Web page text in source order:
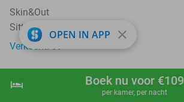
shopping_cart Boek nu
hotel Boek nu voor €109
per kamer, per nacht
Skin&Out
Sittard
Verkocht: 39
OPEN IN APP close